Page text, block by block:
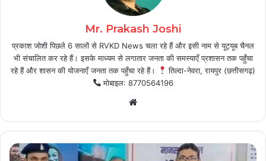
Mr. Prakash Joshi
प्रकाश जोशी पिछले 6 सालों से RVKD News चला रहे हैं और इसी नाम से यूट्यूब चैनल
भी संचालित कर रहे हैं। इसके माध्यम से लगातार जनता की समस्याएँ प्रशासन तक पहुँचा
रहे हैं और शासन की योजनाएँ जनता तक पहुँचा रहे हैं।
तिल्दा-नेवरा, रायपुर (छत्तीसगढ़)
मोबाइल: 8770564196
Website